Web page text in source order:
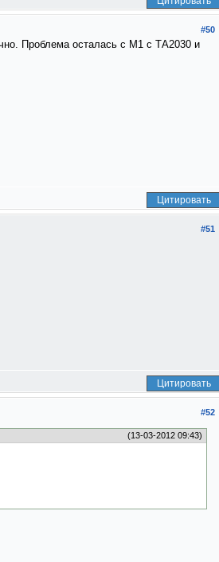
#50
Проблема осталась с М1 с ТА2030 и
Цитировать
#51
Цитировать
#52
(13-03-2012 09:43)